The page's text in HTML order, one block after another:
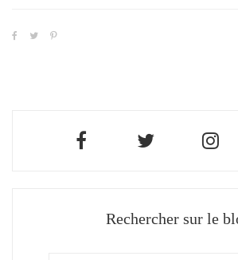
Rechercher sur le